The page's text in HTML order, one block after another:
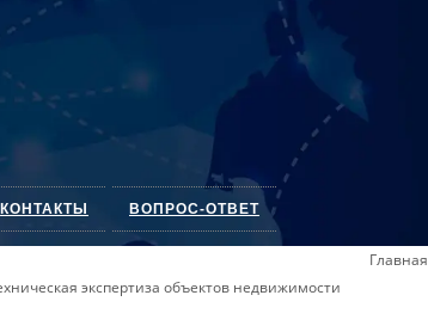
КОНТАКТЫ ВОПРОС-ОТВЕТ
Главная
экспертиза объектов недвижимости